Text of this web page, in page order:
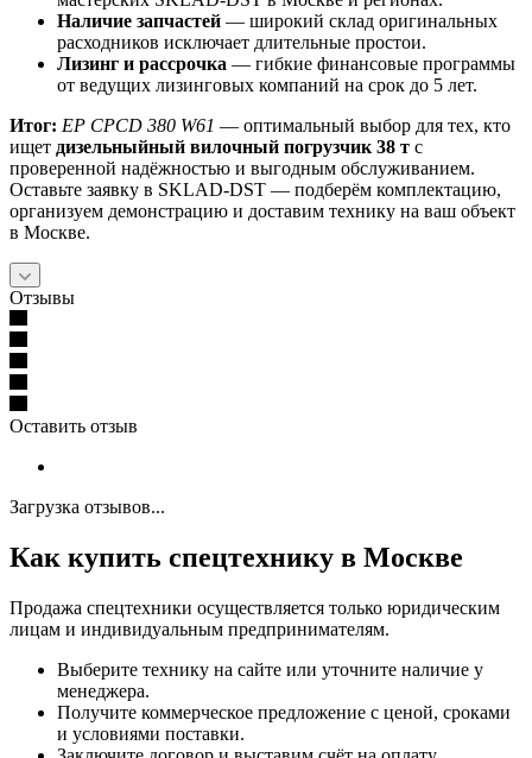
Наличие запчастей — широкий склад оригинальных
расходников исключает длительные простои.
Лизинг и рассрочка — гибкие финансовые программы
от ведущих лизинговых компаний на срок до 5 лет.
Итог: EP CPCD 380 W61 — оптимальный выбор для тех, кто
ищет дизельныйный вилочный погрузчик 38 т с
проверенной надёжностью и выгодным обслуживанием.
Оставьте заявку в SKLAD‑DST — подберём комплектацию,
организуем демонстрацию и доставим технику на ваш объект
в Москве.
Отзывы
Оставить отзыв
Загрузка отзывов...
Как купить спецтехнику в Москве
Продажа спецтехники осуществляется только юридическим
лицам и индивидуальным предпринимателям.
Выберите технику на сайте или уточните наличие у
менеджера.
Получите коммерческое предложение с ценой, сроками
и условиями поставки.